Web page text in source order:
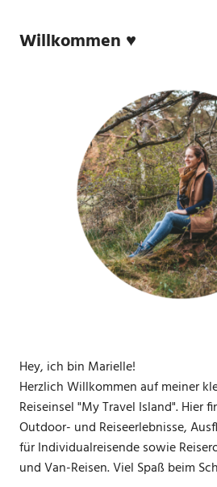
Willkommen ♥
Hey, ich bin Marielle!
Herzlich Willkommen auf meiner
Reiseinsel "My Travel Island". Hier
Outdoor- und Reiseerlebnisse,
für Individualreisende sowie
und Van-Reisen. Viel Spaß beim